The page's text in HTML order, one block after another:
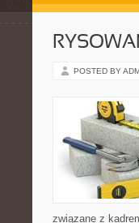
POSTED BY
związane z